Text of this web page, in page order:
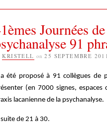
Journées
91
KRISTELL on 25 SEPTEMBRE 2011
été proposé à 91 collègues de
(en 7000 signes,
lacanienne de la psychanalyse.
de 21 à 30.